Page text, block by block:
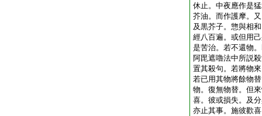
休止。中夜應作是
芥油。而作護摩。
及黒芥子。惣與相
經八百遍。或但用
是苦治。若不還物
阿毘遮嚕法中所説
置其殺句。若將物
若已用其物將餘物
物。復無物替。但
喜。彼或損失。及
亦止其事。施彼歡